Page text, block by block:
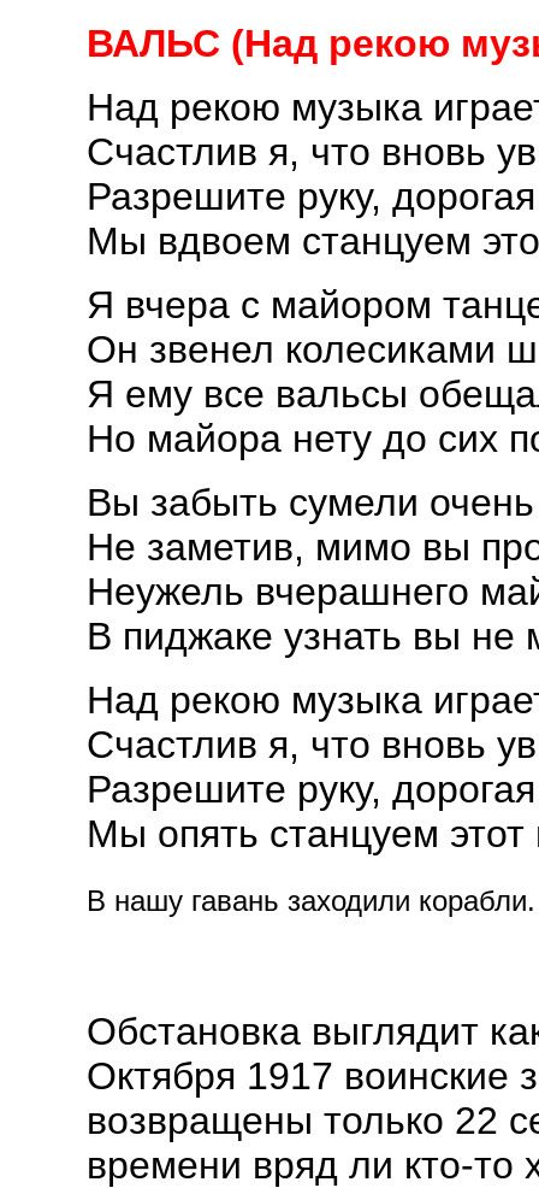
ВАЛЬС (Над рекою
Над рекою музыка
Счастлив я, что вновь
Разрешите руку,
Мы вдвоем станцуем
Я вчера с майором
Он звенел колесиками
Я ему все вальсы
Но майора нету до сих
Вы забыть сумели
Не заметив, мимо вы
Неужель вчерашнего
В пиджаке узнать вы не
Над рекою музыка
Счастлив я, что вновь
Разрешите руку,
Мы опять станцуем этот
В нашу гавань заходили
Обстановка выглядит
Октября 1917 воинские
возвращены только 22
времени вряд ли кто-